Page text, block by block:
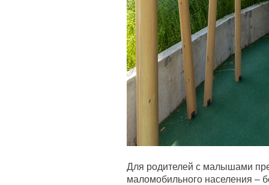
Для родителей с малышами
маломобильного населения –